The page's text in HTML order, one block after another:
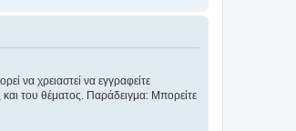
να χρειαστεί να εγγραφείτε
του θέματος. Παράδειγμα: Μπορείτε